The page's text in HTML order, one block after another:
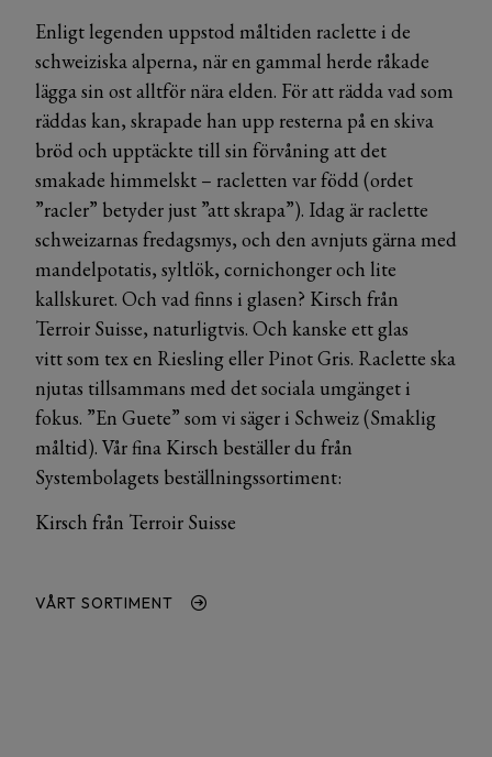
Enligt legenden uppstod måltiden raclette i de
schweiziska alperna, när en gammal herde råkade
lägga sin ost alltför nära elden. För att rädda vad som
räddas kan, skrapade han upp resterna på en skiva
bröd och upptäckte till sin förvåning att det
smakade himmelskt – racletten var född (ordet
”racler” betyder just ”att skrapa”). Idag är raclette
schweizarnas fredagsmys, och den avnjuts gärna med
mandelpotatis, syltlök, cornichonger och lite
kallskuret. Och vad finns i glasen? Kirsch från
Terroir Suisse, naturligtvis. Och kanske ett glas
vitt som tex en Riesling eller Pinot Gris. Raclette ska
njutas tillsammans med det sociala umgänget i
fokus. ”En Guete” som vi säger i Schweiz (Smaklig
måltid). Vår fina Kirsch beställer du från
Systembolagets beställningssortiment:
Kirsch från Terroir Suisse
VÅRT SORTIMENT